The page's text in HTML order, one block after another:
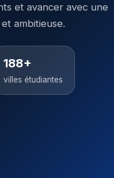
et avancer avec une
ambitieuse.
188+
villes étudiantes